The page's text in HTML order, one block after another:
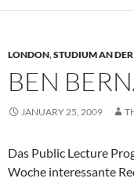
LONDON,STUDIUM AN DER
BEN
JANUARY 25, 2009
Das Public Lecture
Woche interessante